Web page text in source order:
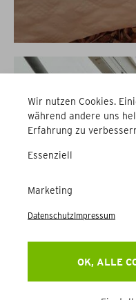
Wir nutzen Cookies.
während andere uns
Erfahrung zu
Essenziell
Marketing
OK, ALLE
DatenschutzImpressum